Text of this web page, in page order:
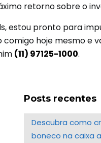
retorno sobre o
estou pronto para
hoje mesmo e
(11) 97125-1000.
Posts recentes
Descubra como
boneco na caixa